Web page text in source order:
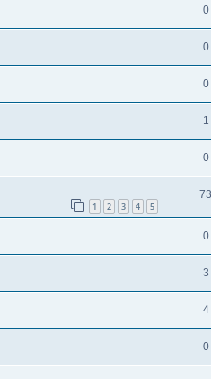
0
0
0
1
0
1 2 3 4 5
73
0
3
4
0